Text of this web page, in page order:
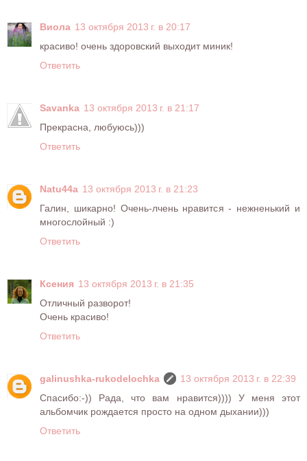
Виола 13 октября 2013 г. в 20:17
красиво! очень здоровский выходит миник!
Ответить
Savanka 13 октября 2013 г. в 21:17
Прекрасна, любуюсь)))
Ответить
Natu44a 13 октября 2013 г. в 21:23
Галин, шикарно! Очень-лчень нравится - нежненький и
многослойный :)
Ответить
Ксения 13 октября 2013 г. в 21:35
Отличный разворот!
Очень красиво!
Ответить
galinushka-rukodelochka
13 октября 2013 г. в 22:39
Спасибо:-)) Рада, что вам нравится)))) У меня этот
альбомчик рождается просто на одном дыхании)))
Ответить